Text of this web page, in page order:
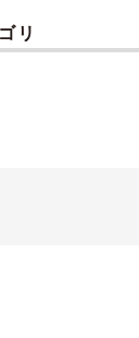
リ